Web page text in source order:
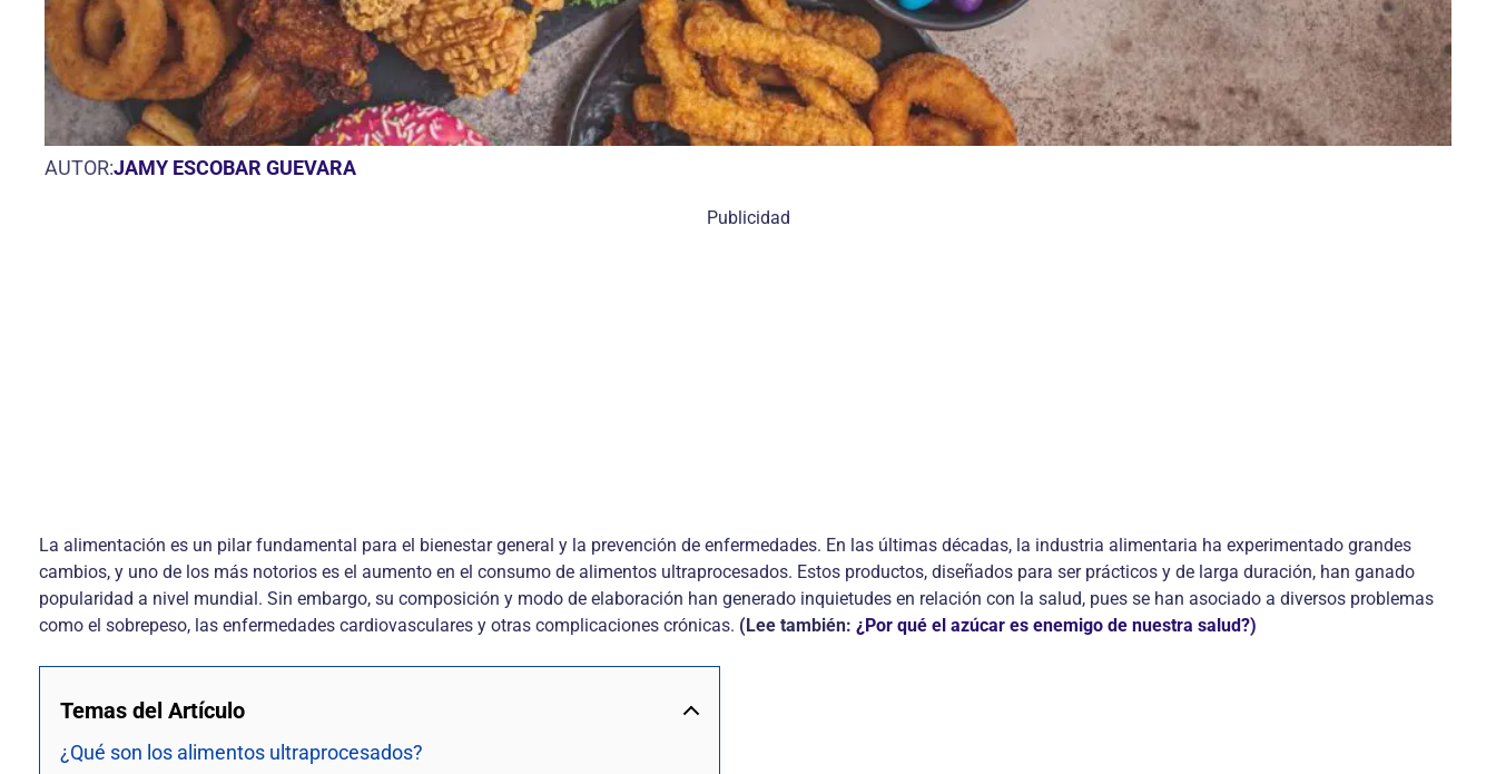
AUTOR:JAMY ESCOBAR GUEVARA
Publicidad
La alimentación es un pilar fundamental para el bienestar general y la prevención de enfermedades. En las últimas décadas, la industria alimentaria ha experimentado grandes
cambios, y uno de los más notorios es el aumento en el consumo de alimentos ultraprocesados. Estos productos, diseñados para ser prácticos y de larga duración, han ganado
popularidad a nivel mundial. Sin embargo, su composición y modo de elaboración han generado inquietudes en relación con la salud, pues se han asociado a diversos problemas
como el sobrepeso, las enfermedades cardiovasculares y otras complicaciones crónicas. (Lee también: ¿Por qué el azúcar es enemigo de nuestra salud?)
Temas del Artículo
¿Qué son los alimentos ultraprocesados?